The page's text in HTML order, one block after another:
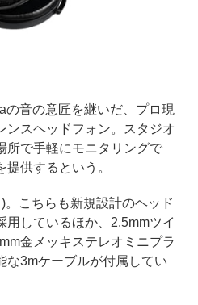
の音の意匠を継いだ、プロ現
ンスヘッドフォン。スタジオ
所で手軽にモニタリングで
供するという。
こちらも新規設計のヘッド
しているほか、2.5mmツイ
金メッキステレオミニプラ
な3mケーブルが付属してい